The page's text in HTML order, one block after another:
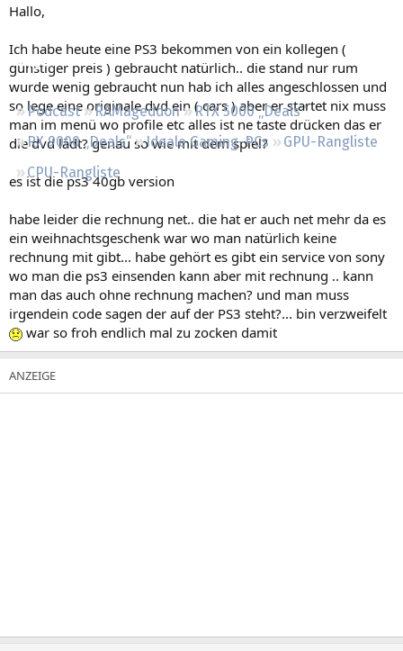
Regeln
Podcast RAMageddon
RTX 5000 „Deals“
RX 9000 „Deals“
Ideale Gaming-PCs
GPU-Rangliste
CPU-Rangliste
Hallo,
Ich habe heute eine PS3 bekommen von ein kollegen (
günstiger preis ) gebraucht natürlich.. die stand nur rum
wurde wenig gebraucht nun hab ich alles angeschlossen und
so lege eine originale dvd ein ( cars ) aber er startet nix muss
man im menü wo profile etc alles ist ne taste drücken das er
die dvd lädt? genau so wie mit dem spiel?
es ist die ps3 40gb version
habe leider die rechnung net.. die hat er auch net mehr da es
ein weihnachtsgeschenk war wo man natürlich keine
rechnung mit gibt... habe gehört es gibt ein service von sony
wo man die ps3 einsenden kann aber mit rechnung .. kann
man das auch ohne rechnung machen? und man muss
irgendein code sagen der auf der PS3 steht?... bin verzweifelt
war so froh endlich mal zu zocken damit